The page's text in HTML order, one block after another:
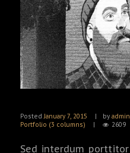
PostedJanuary 7, 2015 by admin
Portfolio (3 columns)
2609
Sed interdum